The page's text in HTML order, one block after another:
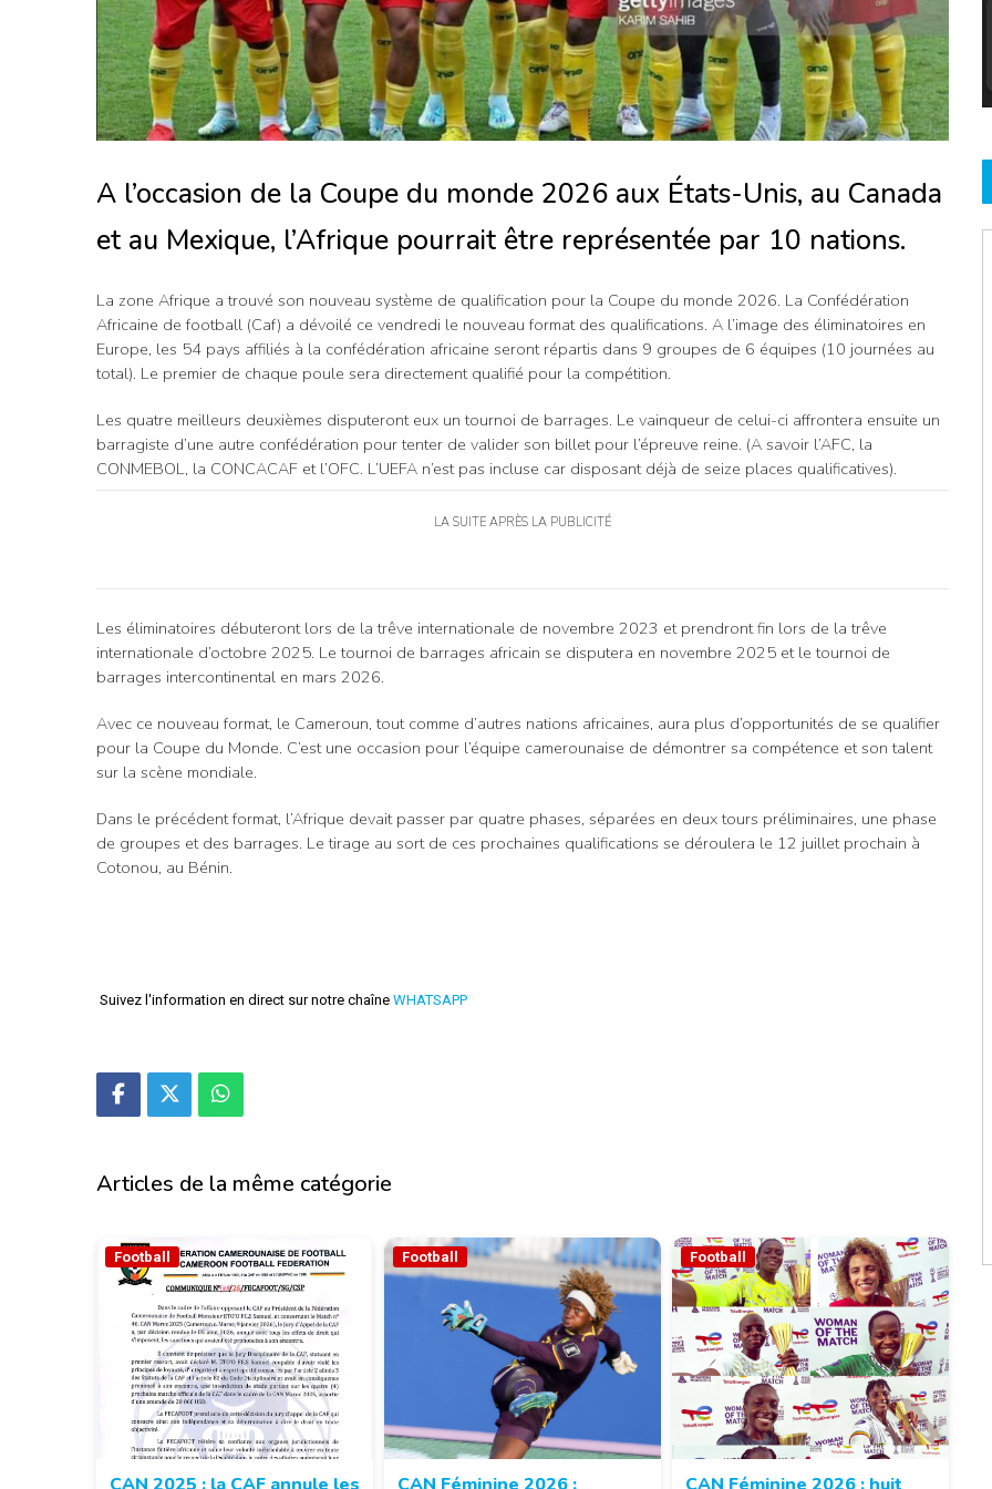
A l’occasion de la Coupe du monde 2026 aux États-Unis, au Canada
et au Mexique, l’Afrique pourrait être représentée par 10 nations.
La zone Afrique a trouvé son nouveau système de qualification pour la Coupe du monde 2026. La Confédération
Africaine de football (Caf) a dévoilé ce vendredi le nouveau format des qualifications. A l’image des éliminatoires en
Europe, les 54 pays affiliés à la confédération africaine seront répartis dans 9 groupes de 6 équipes (10 journées au
total). Le premier de chaque poule sera directement qualifié pour la compétition.
Les quatre meilleurs deuxièmes disputeront eux un tournoi de barrages. Le vainqueur de celui-ci affrontera ensuite un
barragiste d’une autre confédération pour tenter de valider son billet pour l’épreuve reine. (A savoir l’AFC, la
CONMEBOL, la CONCACAF et l’OFC. L’UEFA n’est pas incluse car disposant déjà de seize places qualificatives).
LA SUITE APRÈS LA PUBLICITÉ
Les éliminatoires débuteront lors de la trêve internationale de novembre 2023 et prendront fin lors de la trêve
internationale d’octobre 2025. Le tournoi de barrages africain se disputera en novembre 2025 et le tournoi de
barrages intercontinental en mars 2026.
Avec ce nouveau format, le Cameroun, tout comme d’autres nations africaines, aura plus d’opportunités de se qualifier
pour la Coupe du Monde. C’est une occasion pour l’équipe camerounaise de démontrer sa compétence et son talent
sur la scène mondiale.
Dans le précédent format, l’Afrique devait passer par quatre phases, séparées en deux tours préliminaires, une phase
de groupes et des barrages. Le tirage au sort de ces prochaines qualifications se déroulera le 12 juillet prochain à
Cotonou, au Bénin.
Suivez l'information en direct sur notre chaîne WHATSAPP
Articles de la même catégorie
Football
CAN 2025 : la CAF annule les
Football
CAN Féminine 2026 :
Football
CAN Féminine 2026 : huit